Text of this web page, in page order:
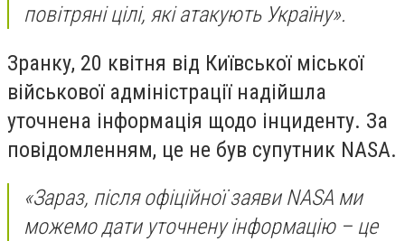
повітряні цілі, які атакують Україну».
Зранку, 20 квітня від Київської міської
військової адміністрації надійшла
уточнена інформація щодо інциденту. За
повідомленням, це не був супутник NASA.
«Зараз, після офіційної заяви NASA ми
можемо дати уточнену інформацію – це